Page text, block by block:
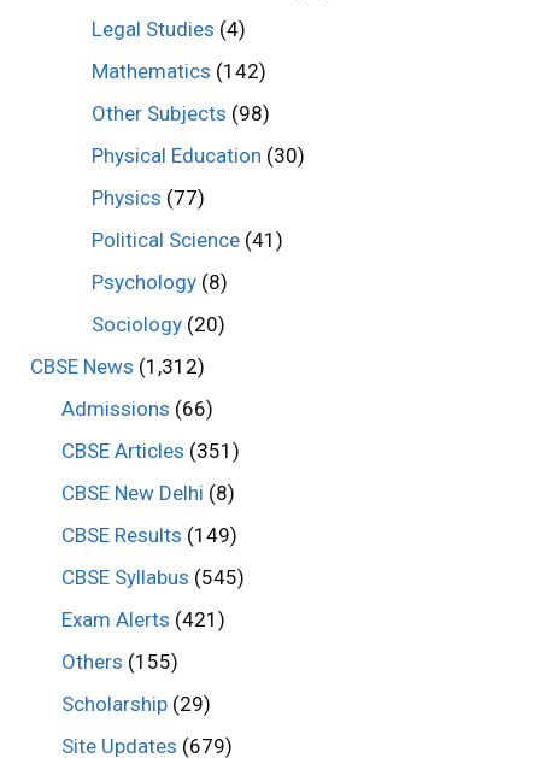
Legal Studies (4)
Mathematics (142)
Other Subjects (98)
Physical Education (30)
Physics (77)
Political Science (41)
Psychology (8)
Sociology (20)
CBSE News (1,312)
Admissions (66)
CBSE Articles (351)
CBSE New Delhi (8)
CBSE Results (149)
CBSE Syllabus (545)
Exam Alerts (421)
Others (155)
Scholarship(29)
Site Updates (679)